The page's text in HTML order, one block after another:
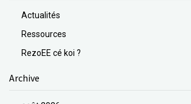
Actualités
Ressources
RezoEE cé koi ?
Archive